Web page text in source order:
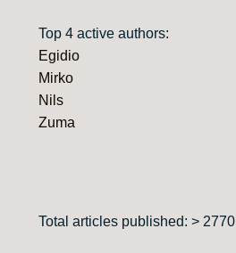
Top 4 active authors:
Egidio
Mirko
Nils
Zuma
Total articles published: > 2770